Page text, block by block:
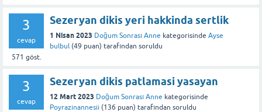
3
cevap
571 göst.
Sezeryan dikis yeri hakkinda sertlik
1 Nisan 2023 Doğum Sonrası Anne kategorisinde Ayse
bulbul (49 puan) tarafından soruldu
3
cevap
Sezeryan dikis patlamasi yasayan
12 Mart 2023 Doğum Sonrası Anne kategorisinde
Poyrazinannesii (136 puan) tarafından soruldu